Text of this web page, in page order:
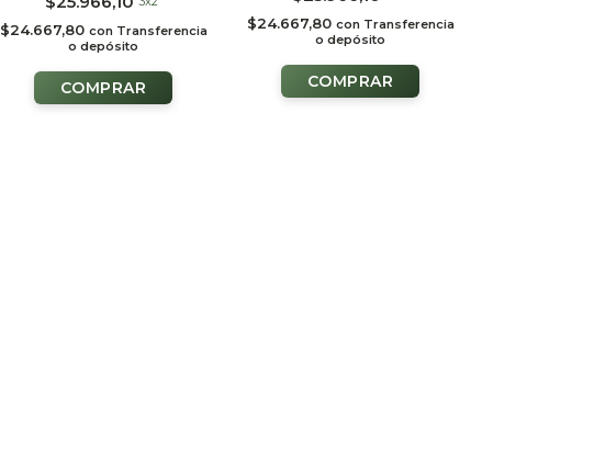
SALUDABLES
$24.667,80 con Transferencia
o depósito
$24.667,80 con Transferencia
o depósito